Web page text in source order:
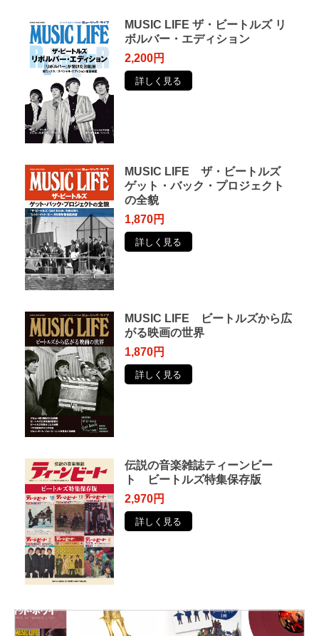
MUSIC LIFE ザ・ビートルズ リ
ボルバー・エディション
2,200円
詳しく見る
MUSIC LIFE ザ・ビートルズ
ゲット・バック・プロジェクト
の全貌
1,870円
詳しく見る
MUSIC LIFE ビートルズから広
がる映画の世界
1,870円
詳しく見る
伝説の音楽雑誌ティーンビー
ト ビートルズ特集保存版
2,970円
詳しく見る